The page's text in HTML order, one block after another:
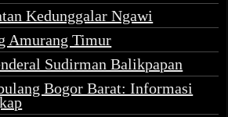
Kedunggalar Ngawi
Amurang Timur
Sudirman Balikpapan
Bogor Barat: Informasi